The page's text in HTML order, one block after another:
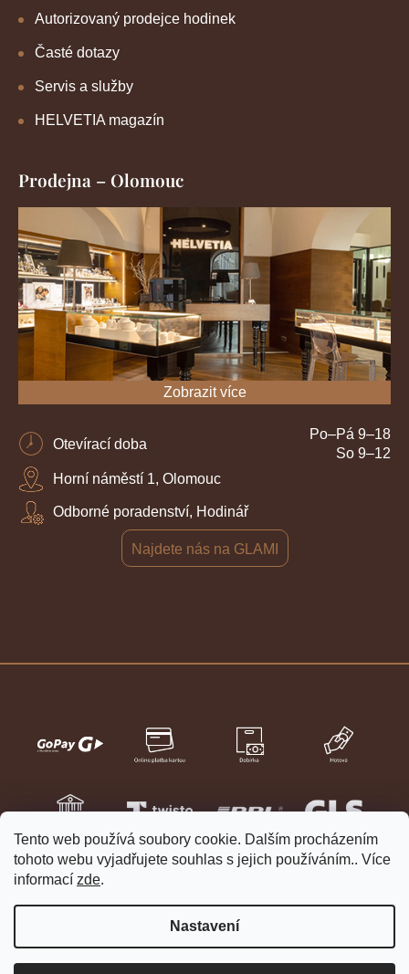
Tento web používá soubory cookie. Dalším procházením
tohoto webu vyjadřujete souhlas s jejich používáním.. Více
informací zde.
Nastavení
Autorizovaný prodejce hodinek
Časté dotazy
Servis a služby
HELVETIA magazín
Prodejna – Olomouc
Zobrazit více
Otevírací doba
Po–Pá 9–18
So 9–12
Horní náměstí 1, Olomouc
Odborné poradenství, Hodinář
Najdete nás na GLAMI
Vytvořil Shoptet